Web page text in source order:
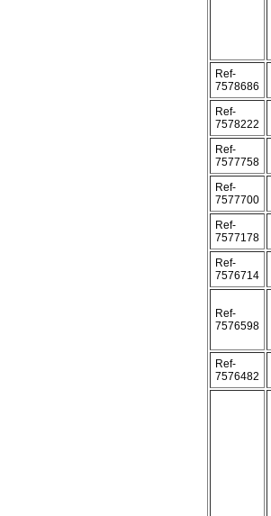
Ref-
7578686
Ref-
7578222
Ref-
7577758
Ref-
7577700
Ref-
7577178
Ref-
7576714
Ref-
7576598
Ref-
7576482